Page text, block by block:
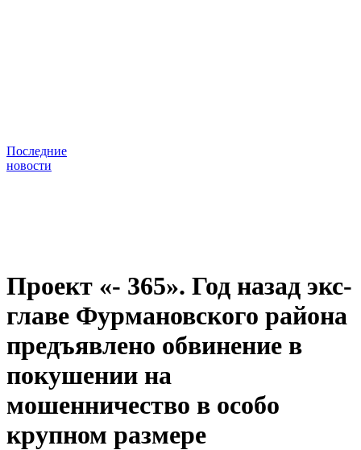
Последние
новости
Проект «- 365». Год назад экс-
главе Фурмановского района
предъявлено обвинение в
покушении на
мошенничество в особо
крупном размере